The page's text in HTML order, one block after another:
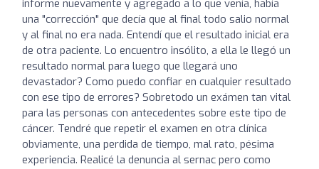
informe nuevamente y agregado a lo que venía, había
una "corrección" que decía que al final todo salio normal
y al final no era nada. Entendí que el resultado inicial era
de otra paciente. Lo encuentro insólito, a ella le llegó un
resultado normal para luego que llegará uno
devastador? Como puedo confiar en cualquier resultado
con ese tipo de errores? Sobretodo un exámen tan vital
para las personas con antecedentes sobre este tipo de
cáncer. Tendré que repetir el examen en otra clínica
obviamente, una perdida de tiempo, mal rato, pésima
experiencia. Realicé la denuncia al sernac pero como